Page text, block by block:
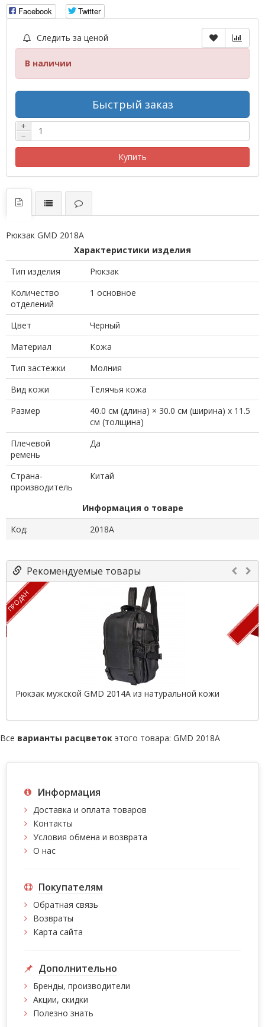
Facebook
Twitter
Следить за ценой
В наличии
Быстрый заказ
+
−
Купить
Рюкзак GMD 2018A
Характеристики изделия
Тип изделия
Рюкзак
Количество
отделений
1 основное
Цвет
Черный
Материал
Кожа
Тип застежки
Молния
Вид кожи
Телячья кожа
Размер
40.0 см (длина) × 30.0 см (ширина) x 11.5
см (толщина)
Плечевой
ремень
Да
Страна-
производитель
Китай
Информация о товаре
Код:
2018A
Рекомендуемые товары
ПРОДАН
Рюкзак мужской GMD 2014A из натуральной кожи
Все варианты расцветок этого товара: GMD 2018A
Информация
Доставка и оплата товаров
Контакты
Условия обмена и возврата
О нас
Покупателям
Обратная связь
Возвраты
Карта сайта
Дополнительно
Бренды, производители
Акции, скидки
Полезно знать